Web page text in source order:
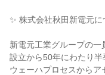
✨ 株式会社秋田新電元に
新電元工業グループの一
設立から50年にわたり半
ウェーハプロセスからア